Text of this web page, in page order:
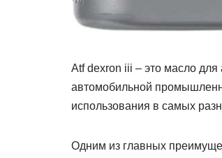
Atf dexron iii – это масло для
автомобильной
использования в самых
Одним из главных